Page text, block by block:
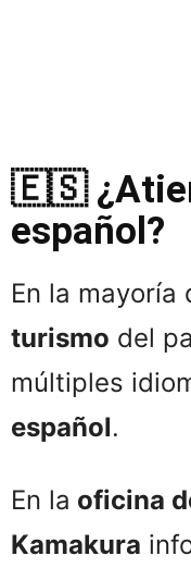
🇪🇸
español?
En la mayoría
turismo del
múltiples
español.
En la oficina
Kamakura